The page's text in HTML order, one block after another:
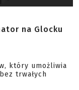
na Glocku
który umożliwia
trwałych